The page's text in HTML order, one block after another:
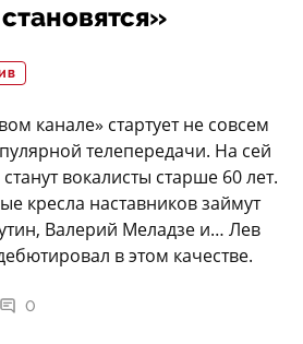
канале» стартует не совсем
телепередачи. На сей
вокалисты старше 60 лет.
кресла наставников займут
Валерий Меладзе и… Лев
в этом качестве.
0